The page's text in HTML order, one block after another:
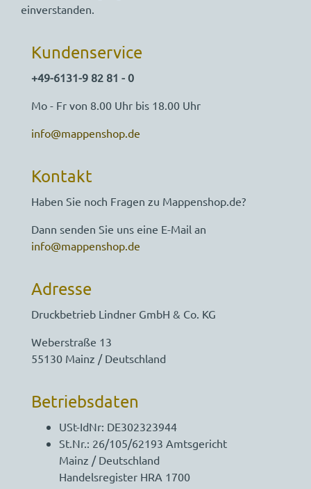
einverstanden.
Kundenservice
+49-6131-9 82 81 - 0
Mo - Fr von 8.00 Uhr bis 18.00 Uhr
info@mappenshop.de
Kontakt
Haben Sie noch Fragen zu Mappenshop.de?
Dann senden Sie uns eine E-Mail an
info@mappenshop.de
Adresse
Druckbetrieb Lindner GmbH & Co. KG
Weberstraße 13
55130 Mainz / Deutschland
Betriebsdaten
USt-IdNr: DE302323944
St.Nr.: 26/105/62193 Amtsgericht
Mainz / Deutschland
Handelsregister HRA 1700